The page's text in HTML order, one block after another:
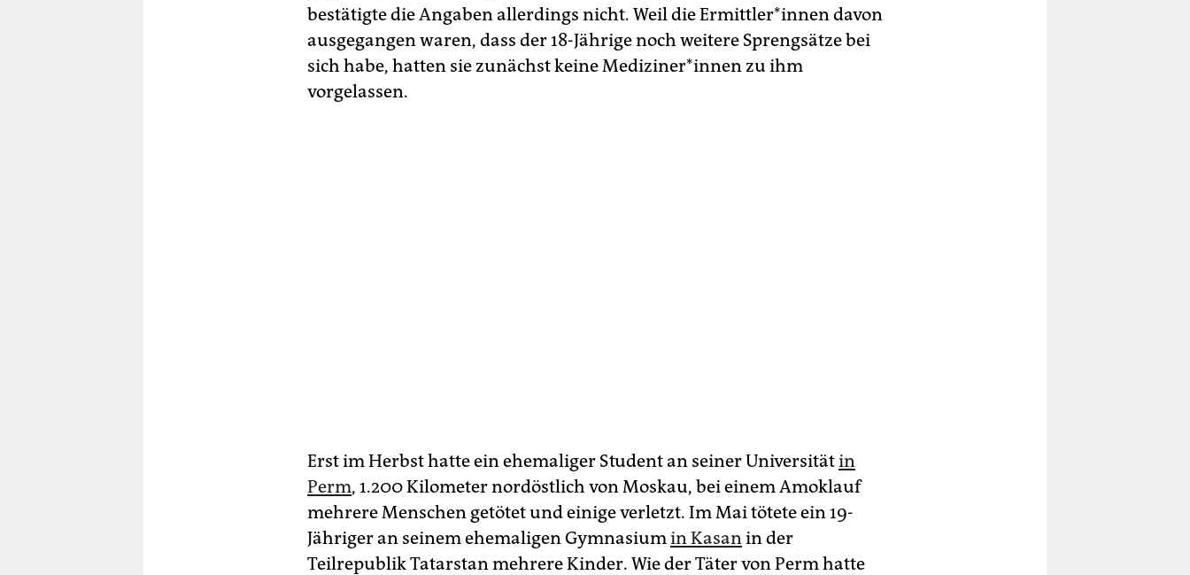
bestätigte die Angaben allerdings nicht. Weil die Er­mitt­le­r*in­nen davon
ausgegangen waren, dass der 18-Jährige noch weitere Sprengsätze bei
sich habe, hatten sie zunächst keine Me­di­zi­ne­r*in­nen zu ihm
vorgelassen.
Erst im Herbst hatte ein ehemaliger Student an seiner Universitätin
Perm, 1.200 Kilometer nordöstlich von Moskau, bei einem Amoklauf
mehrere Menschen getötet und einige verletzt. Im Mai tötete ein 19-
Jähriger an seinem ehemaligen Gymnasiumin Kasanin der
Teilrepublik Tatarstan mehrere Kinder. Wie der Täter von Perm hatte